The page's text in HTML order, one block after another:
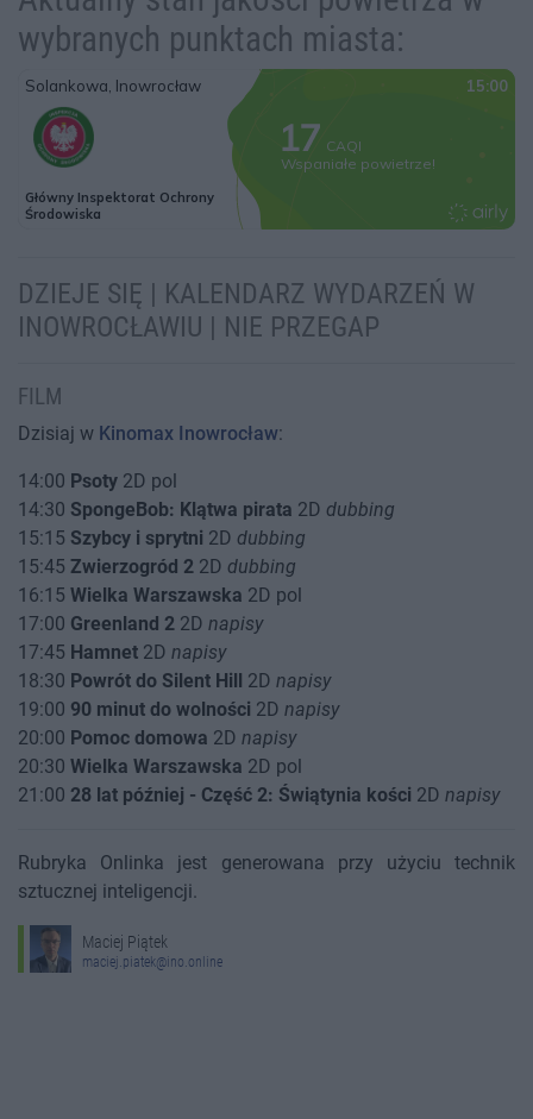
wybranych punktach miasta:
DZIEJE SIĘ | KALENDARZ WYDARZEŃ W
INOWROCŁAWIU | NIE PRZEGAP
FILM
Dzisiaj w Kinomax Inowrocław:
14:00 Psoty 2D pol
14:30 SpongeBob: Klątwa pirata 2D dubbing
15:15 Szybcy i sprytni 2D dubbing
15:45 Zwierzogród 2 2D dubbing
16:15 Wielka Warszawska 2D pol
17:00 Greenland 2 2D napisy
17:45 Hamnet 2D napisy
18:30 Powrót do Silent Hill 2D napisy
19:00 90 minut do wolności 2D napisy
20:00 Pomoc domowa 2D napisy
20:30 Wielka Warszawska 2D pol
21:00 28 lat później - Część 2: Świątynia kości 2D napisy
Rubryka Onlinka jest generowana przy użyciu technik
sztucznej inteligencji.
Maciej Piątek
maciej.piatek@ino.online